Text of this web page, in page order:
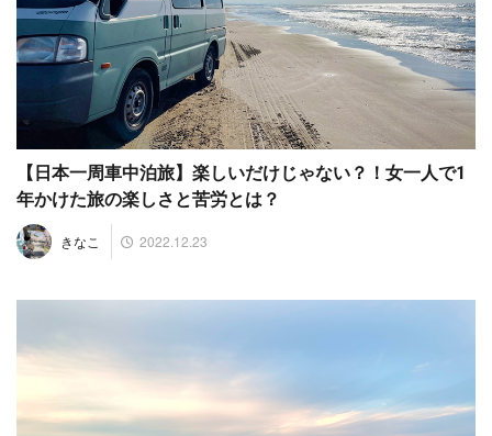
【日本一周車中泊旅】楽しいだけじゃない？！女一人で1
年かけた旅の楽しさと苦労とは？
きなこ 2022.12.23